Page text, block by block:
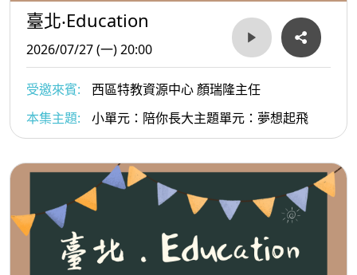
臺北‧Education
2026/07/27 (一) 20:00
受邀來賓:
西區特教資源中心 顏瑞隆主任
本集主題:
小單元：陪你長大主題單元：夢想起飛